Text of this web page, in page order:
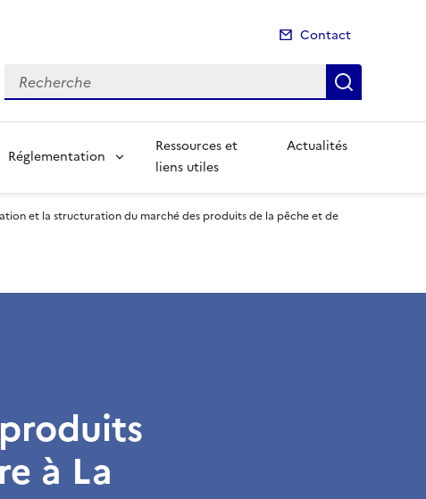
Contact
Recherche
Réglementation
Ressources et
liens utiles
Actualités
et la structuration du marché des produits de la pêche et de
à La